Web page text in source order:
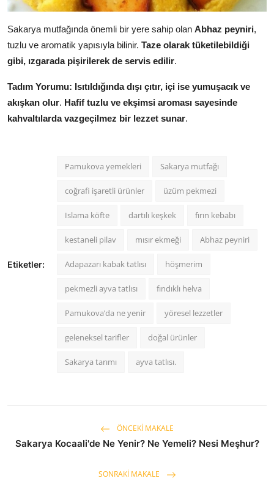
Sakarya mutfağında önemli bir yere sahip olan Abhaz peyniri,
tuzlu ve aromatik yapısıyla bilinir. Taze olarak tüketilebildiği
gibi, ızgarada pişirilerek de servis edilir.
Tadım Yorumu: Isıtıldığında dışı çıtır, içi ise yumuşacık ve
akışkan olur. Hafif tuzlu ve ekşimsi aroması sayesinde
kahvaltılarda vazgeçilmez bir lezzet sunar.
Etiketler:
Pamukova yemekleri Sakarya mutfağı
coğrafi işaretli ürünler üzüm pekmezi
Islama köfte dartılı keşkek fırın kebabı
kestaneli pilav mısır ekmeği Abhaz peyniri
Adapazarı kabak tatlısı höşmerim
pekmezli ayva tatlısı fındıklı helva
Pamukova’da ne yenir yöresel lezzetler
geleneksel tarifler doğal ürünler
Sakarya tarımı ayva tatlısı.
ÖNCEKI MAKALE
Sakarya Kocaali'de Ne Yenir? Ne Yemeli? Nesi Meşhur?
SONRAKI MAKALE